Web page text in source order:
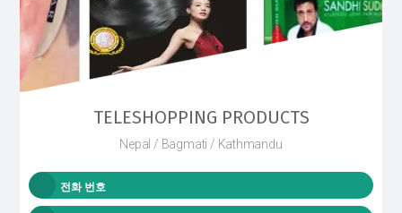
TELESHOPPING PRODUCTS
Nepal / Bagmati / Kathmandu
전화 번호